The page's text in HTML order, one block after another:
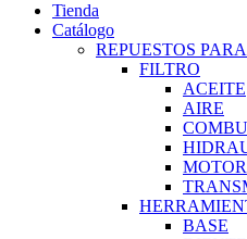
Tienda
Catálogo
REPUESTOS
FILTRO
ACEITE
AIRE
MOTOR
BASE